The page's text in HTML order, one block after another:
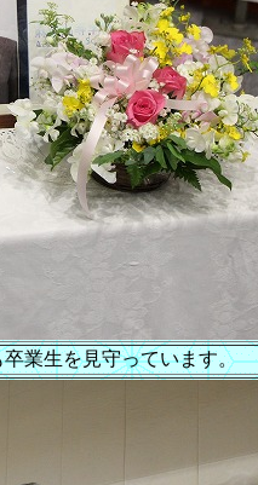
業生を見守っています。